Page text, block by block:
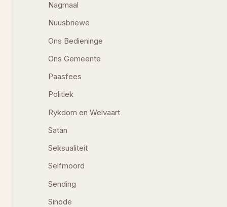
Nagmaal
Nuusbriewe
Ons Bedieninge
Ons Gemeente
Paasfees
Politiek
Rykdom en Welvaart
Satan
Seksualiteit
Selfmoord
Sending
Sinode